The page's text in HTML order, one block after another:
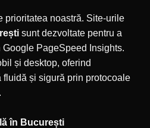
prioritatea noastră. Site-urile
sunt dezvoltate pentru a
PageSpeed Insights.
și desktop, oferind
și sigură prin protocoale
în București